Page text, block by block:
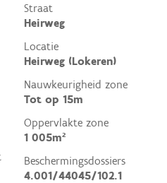
Straat
Heirweg
Locatie
Heirweg (Lokeren)
Nauwkeurigheid zone
Tot op 15m
Oppervlakte zone
1 005m²
Beschermingsdossiers
4.001/44045/102.1